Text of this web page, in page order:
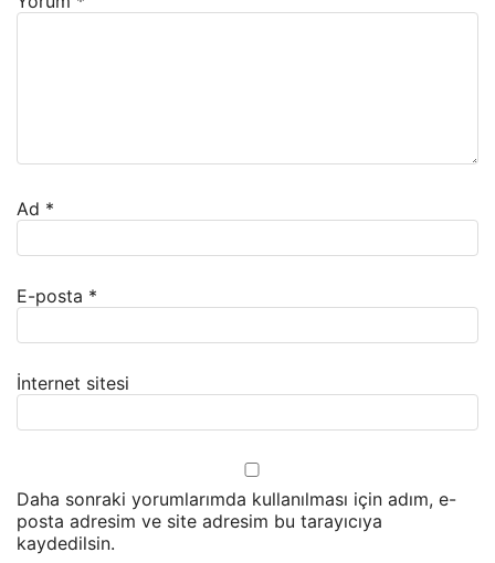
Ad *
E-posta *
İnternet sitesi
Daha sonraki yorumlarımda kullanılması için adım, e-
posta adresim ve site adresim bu tarayıcıya
kaydedilsin.